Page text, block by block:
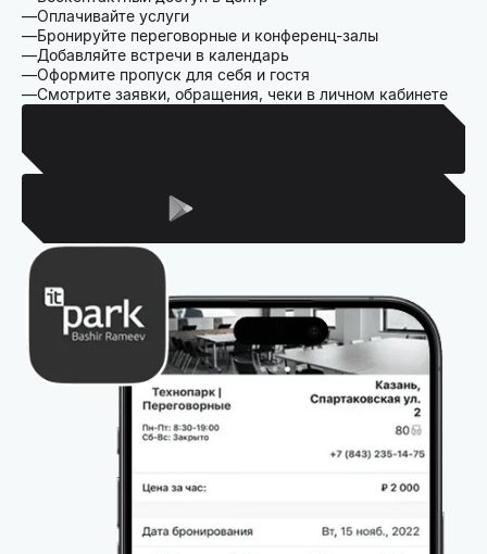
Оплачивайте услуги
Бронируйте переговорные и конференц-залы
Добавляйте встречи в календарь
Оформите пропуск для себя и гостя
Смотрите заявки, обращения, чеки в личном кабинете